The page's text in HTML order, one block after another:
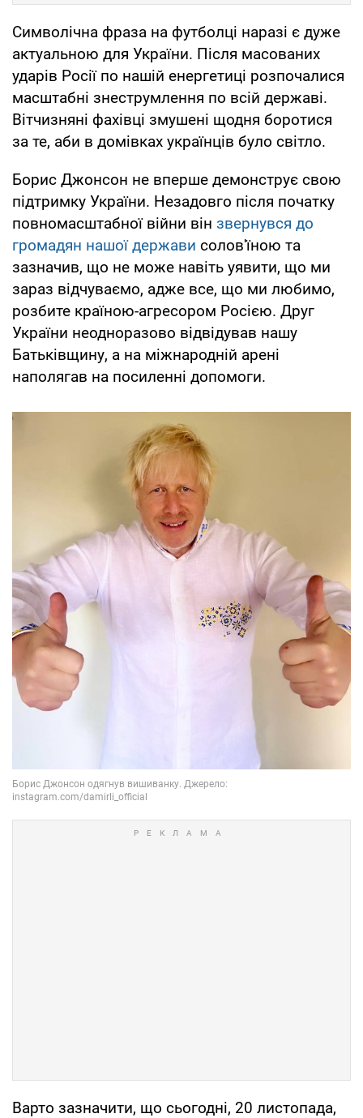
Символічна фраза на футболці наразі є дуже
актуальною для України. Після масованих
ударів Росії по нашій енергетиці розпочалися
масштабні знеструмлення по всій державі.
Вітчизняні фахівці змушені щодня боротися
за те, аби в домівках українців було світло.
Борис Джонсон не вперше демонструє свою
підтримку України. Незадовго після початку
повномасштабної війни він звернувся до
громадян нашої держави солов'їною та
зазначив, що не може навіть уявити, що ми
зараз відчуваємо, адже все, що ми любимо,
розбите країною-агресором Росією. Друг
України неодноразово відвідував нашу
Батьківщину, а на міжнародній арені
наполягав на посиленні допомоги.
Варто зазначити, що сьогодні, 20 листопада,